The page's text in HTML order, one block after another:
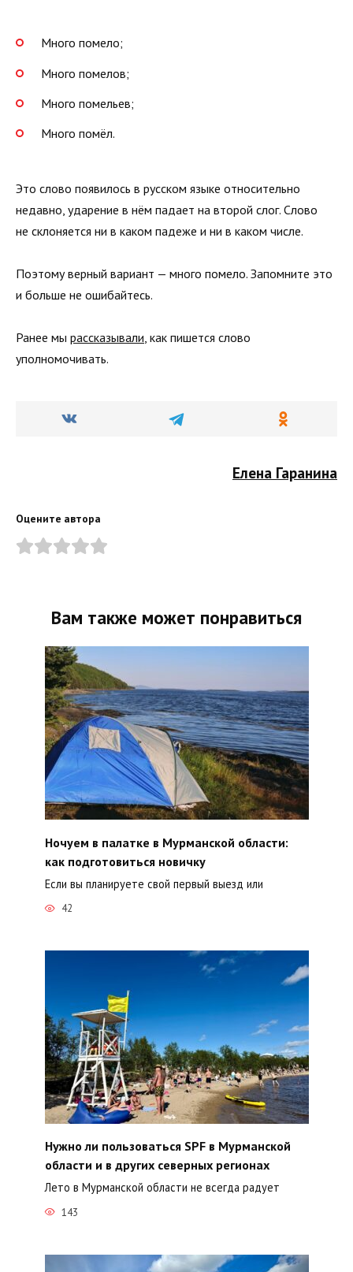
Много помело;
Много помелов;
Много помельев;
Много помёл.
Это слово появилось в русском языке относительно
недавно, ударение в нём падает на второй слог. Слово
не склоняется ни в каком падеже и ни в каком числе.
Поэтому верный вариант — много помело. Запомните это
и больше не ошибайтесь.
Ранее мы рассказывали, как пишется слово
уполномочивать.
Елена Гаранина
Оцените автора
Вам также может понравиться
Ночуем в палатке в Мурманской области:
как подготовиться новичку
Если вы планируете свой первый выезд или
42
Нужно ли пользоваться SPF в Мурманской
области и в других северных регионах
Лето в Мурманской области не всегда радует
143